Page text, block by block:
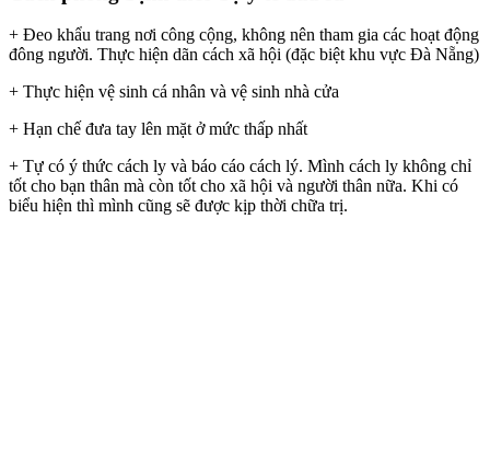
+ Đeo khẩu trang nơi công cộng, không nên tham gia các hoạt động
đông người. Thực hiện dãn cách xã hội (đặc biệt khu vực Đà Nẵng)
+ Thực hiện vệ sinh cá nhân và vệ sinh nhà cửa
+ Hạn chế đưa tay lên mặt ở mức thấp nhất
+ Tự có ý thức cách ly và báo cáo cách lý. Mình cách ly không chỉ
tốt cho bạn thân mà còn tốt cho xã hội và người thân nữa. Khi có
biểu hiện thì mình cũng sẽ được kịp thời chữa trị.